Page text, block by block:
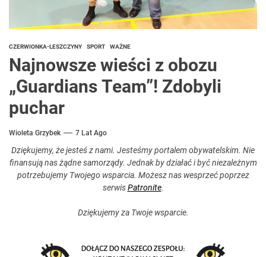
CZERWIONKA-LESZCZYNY SPORT WAŻNE
Najnowsze wieści z obozu
„Guardians Team”! Zdobyli
puchar
Wioleta Grzybek 7 Lat Ago
Dziękujemy, że jesteś z nami. Jesteśmy portalem obywatelskim. Nie
finansują nas żądne samorządy. Jednak by działać i być niezależnym
potrzebujemy Twojego wsparcia. Możesz nas wesprzeć poprzez
serwisPatronite.
Dziękujemy za Twoje wsparcie.